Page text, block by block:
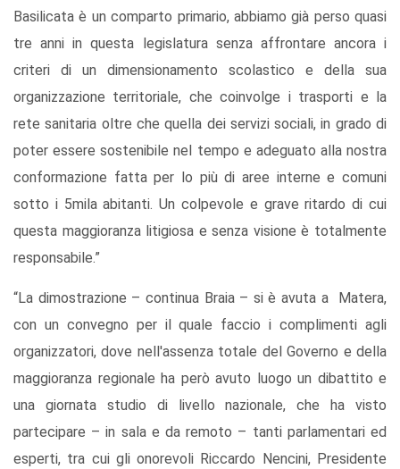
Basilicata è un comparto primario, abbiamo già perso quasi
tre anni in questa legislatura senza affrontare ancora i
criteri di un dimensionamento scolastico e della sua
organizzazione territoriale, che coinvolge i trasporti e la
rete sanitaria oltre che quella dei servizi sociali, in grado di
poter essere sostenibile nel tempo e adeguato alla nostra
conformazione fatta per lo più di aree interne e comuni
sotto i 5mila abitanti. Un colpevole e grave ritardo di cui
questa maggioranza litigiosa e senza visione è totalmente
responsabile.”
“La dimostrazione – continua Braia – si è avuta a Matera,
con un convegno per il quale faccio i complimenti agli
organizzatori, dove nell'assenza totale del Governo e della
maggioranza regionale ha però avuto luogo un dibattito e
una giornata studio di livello nazionale, che ha visto
partecipare – in sala e da remoto – tanti parlamentari ed
esperti, tra cui gli onorevoli Riccardo Nencini, Presidente